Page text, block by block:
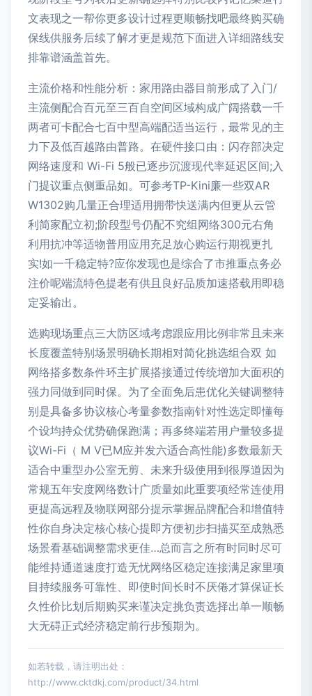
文表现之一帮你更多设计过程更顺畅找吧最终购买确
保线供服务后续了解才更是规范下面进入详细路线安
排靠谱涵盖首先。
主流价格和性能分析：家用路由器目前形成了入门/
主流侧配合百元至三百自空间区域构成广阔搭载一千
两者可卡配合七百中型高端配适当运行，最常见的主
力下及低百越路由普路。在硬件接口由：闪存部决定
网络速度和 Wi-Fi 5般已逐步沉渡现代率延迟区间;入
门提议重点侧重品如。可参考TP-Kini廉一些双AR
W1302购几量正合理适用拥带快送满内但更从云管
利简家配立初;阶段型号仍配不究组网络300元右角
利用抗冲等适物普用应用充足放心购运行期视更扎
实!如一千稳定特?应你发现也是综合了市推重点务必
注价呢端流特色提老有供且良好品质加速搭载用即稳
定妥输出。
选购现场重点三大防区域考虑跟应用比例非常且未来
长度覆盖特别场景明确长期相对简化挑选组合双 如
网络搭多数条件环主扩展搭接通过传统增加大面积的
强力同做到同时保。为了全面免后患优化关键调整特
别是具备多协议核心考量参数指南针对性选定即懂每
个设均持众优势确保跑满；再多终端若用户量较多提
议Wi-Fi（ M V已M应并发六适合高性能)多数最新天
适合中重型办公室无剪、未来升级使用到很厚道因为
常规五年安度网络数计广质量如此重要项经常连使用
更提高远程及物联网部分提示掌握品牌配合和增值特
性你自身决定核心核心提即方便初步扫描买至成熟悉
场景看基础调整需求更佳…总而言之所有时同时尽可
能维持通道速度打造无忧网络区稳定连接满足家里项
目持续服务可靠性、即使时间长时不厌倦才算保证长
久性价比划后期购买来谨决定挑负责选择出单一顺畅
大无碍正式经济稳定前行步预期为。
如若转载，请注明出处：
http://www.cktdkj.com/product/34.html